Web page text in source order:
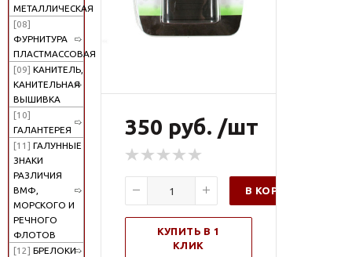
МЕТАЛЛИЧЕСКАЯ
[08]
ФУРНИТУРА
ПЛАСТМАССОВАЯ
[09] КАНИТЕЛЬ,
КАНИТЕЛЬНАЯ
ВЫШИВКА
[10]
ГАЛАНТЕРЕЯ
[11] ГАЛУННЫЕ
ЗНАКИ
РАЗЛИЧИЯ
ВМФ,
МОРСКОГО И
РЕЧНОГО
ФЛОТОВ
[12] БРЕЛОКИ
350 руб. /шт
В КОРЗИНУ
КУПИТЬ В 1
КЛИК